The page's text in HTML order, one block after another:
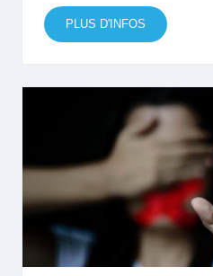
PLUS D'INFOS